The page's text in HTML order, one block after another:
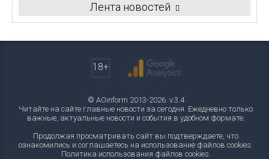
Лента новостей
18+
© AOinform 2013-2026. v.3.4
Читайте на сайте главные новости за сегодня. Ежедневно только
важные, актуальные новости и события в удобном формате.
Продолжая просматривать сайт вы подтверждаете, что
ознакомились и соглашаетесь на использование файлов cookies.
Политика использования файлов cookies.